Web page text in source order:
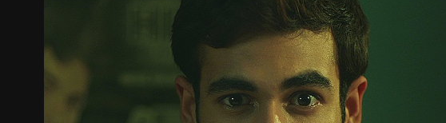
ตัวอย่าง ภาพนิ่ง เนื้อหาที่แนะนำ รายละเอียด